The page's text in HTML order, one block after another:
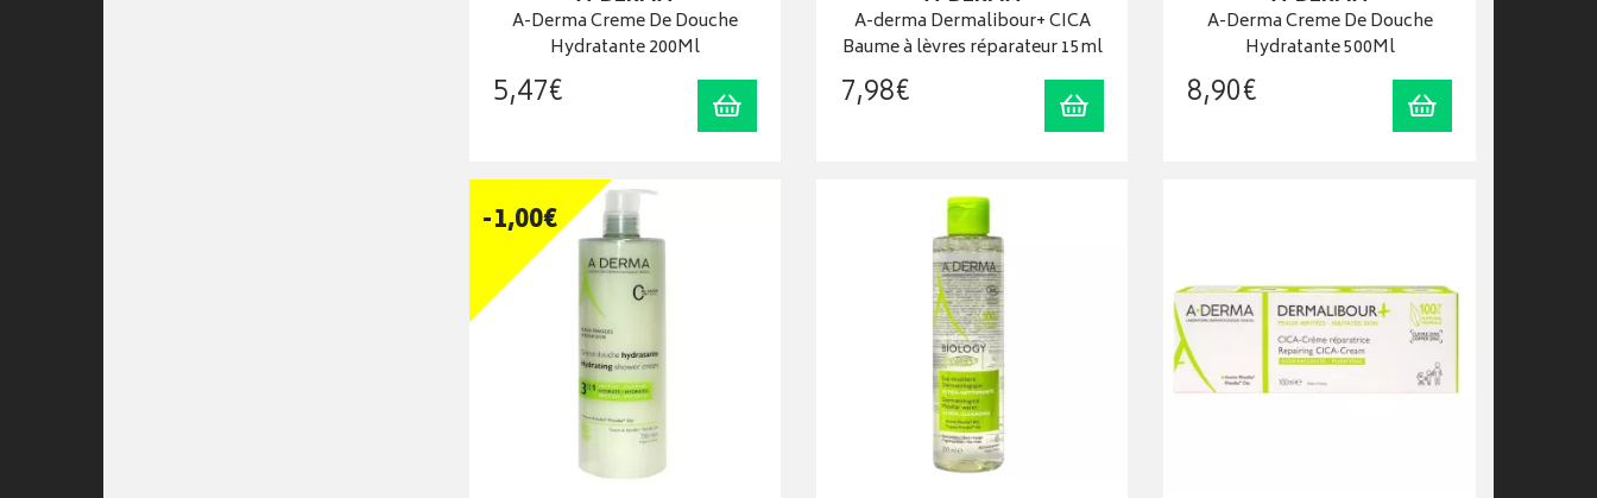
A-Derma Creme De Douche
Hydratante 200Ml
5,47€ Ajouter au panier
A-derma Dermalibour+ CICA
Baume à lèvres réparateur 15ml
7,98€ Ajouter au panier
A-Derma Creme De Douche
Hydratante 500Ml
8,90€ Ajouter au panier
-1,00€